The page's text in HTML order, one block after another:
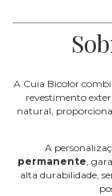
A Cuia Bicolor
revestimento
natural,
A
permanente,
alta durabilidade,